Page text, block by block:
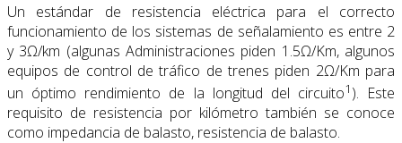
Un estándar de resistencia eléctrica para el correcto
funcionamiento de los sistemas de señalamiento es entre 2
y 3Ω/km (algunas Administraciones piden 1.5Ω/Km, algunos
equipos de control de tráfico de trenes piden 2Ω/Km para
un óptimo rendimiento de la longitud del circuito1 ). Este
requisito de resistencia por kilómetro también se conoce
como impedancia de balasto, resistencia de balasto.